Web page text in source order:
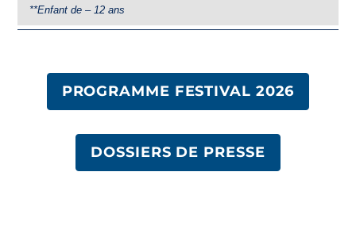
**Enfant de – 12 ans
PROGRAMME FESTIVAL 2026
DOSSIERS DE PRESSE